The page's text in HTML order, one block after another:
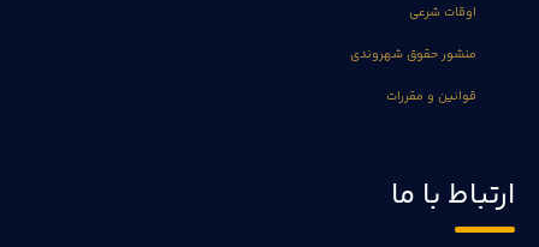
اوقات شرعی
منشور حقوق شهروندی
قوانین و مقررات
ارتباط با ما